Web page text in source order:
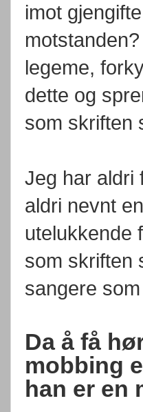
imot
legeme,
dette og
som skriften
Jeg har aldri
aldri nevnt
utelukkende
som skriften
sangere
Da å få
mobbing
han er en